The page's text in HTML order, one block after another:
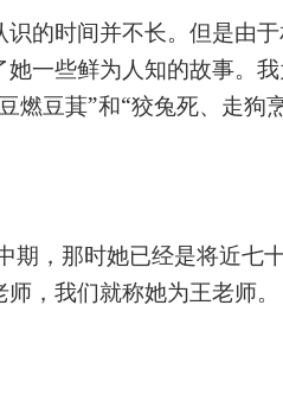
的时间并不长。但是由
一些鲜为人知的故事。
燃豆萁”和“狡兔死、走狗
期，那时她已经是将近七
，我们就称她为王老师。